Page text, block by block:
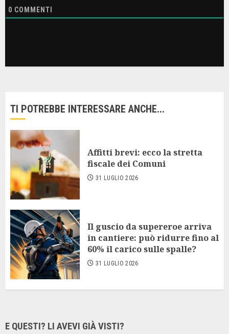
0 COMMENTI
TI POTREBBE INTERESSARE ANCHE...
Affitti brevi: ecco la stretta
fiscale dei Comuni
31 LUGLIO 2026
Il guscio da supereroe arriva
in cantiere: può ridurre fino al
60% il carico sulle spalle?
31 LUGLIO 2026
E QUESTI? LI AVEVI GIÀ VISTI?